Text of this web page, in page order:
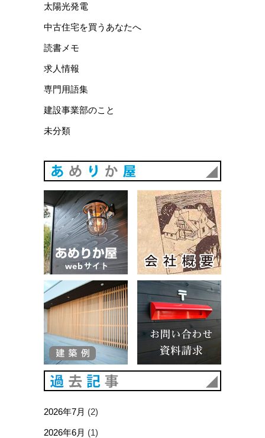
太陽光発電
中古住宅を買うあなたへ
読書メモ
求人情報
専門用語集
建設事業部のこと
未分類
あめりか屋WEBサイト
2026年7月 (2)
2026年6月 (1)